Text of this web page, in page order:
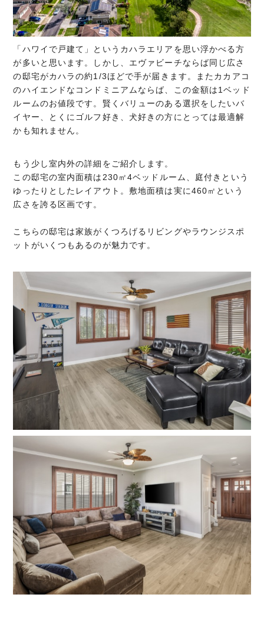
「ハワイで戸建て」というカハラエリアを思い浮かべる方
が多いと思います。しかし、エヴァビーチならば同じ広さ
の邸宅がカハラの約1/3ほどで手が届きます。またカカアコ
のハイエンドなコンドミニアムならば、この金額は1ベッド
ルームのお値段です。賢くバリューのある選択をしたいバ
イヤー、とくにゴルフ好き、犬好きの方にとっては最適解
かも知れません。
もう少し室内外の詳細をご紹介します。
この邸宅の室内面積は230㎡4ベッドルーム、庭付きという
ゆったりとしたレイアウト。敷地面積は実に460㎡という
広さを誇る区画です。
こちらの邸宅は家族がくつろげるリビングやラウンジスポ
ットがいくつもあるのが魅力です。